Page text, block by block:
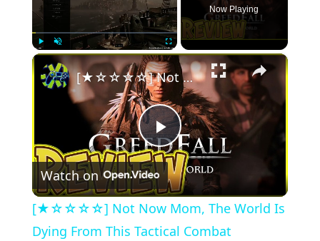
Play Unmute Fullscreen
Now Playing
×
Play
Video
[★☆☆☆☆] Not Now Mom, The World Is Dying From This Tactical Combat
Watch on
[★☆☆☆☆] Not Now Mom, The World Is
Dying From This Tactical Combat